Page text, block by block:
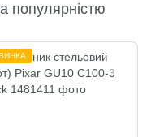
популярністю